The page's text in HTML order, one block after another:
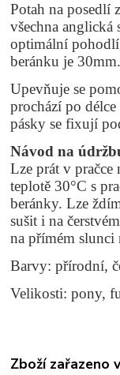
Potah na posedlí
všechna anglická
optimální
beránku je 30mm.
Upevňuje se
prochází po
pásky se fixují
Návod na
Lze prát v
teplotě 30°C s
beránky.Lze
sušit i na
na přímém slunci
Barvy: přírodní,
Velikosti: pony,
Zboží zařazeno